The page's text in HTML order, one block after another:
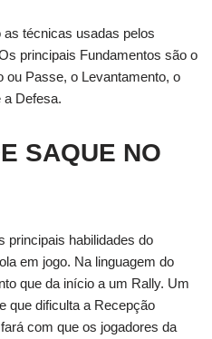
as técnicas usadas pelos
principais Fundamentos são o
ou Passe, o Levantamento, o
a Defesa.
SAQUE NO
principais habilidades do
em jogo. Na linguagem do
que da início a um Rally. Um
que dificulta a Recepção
com que os jogadores da